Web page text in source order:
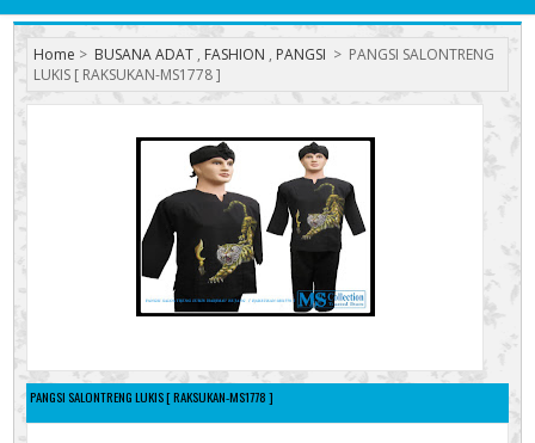
Home > BUSANA ADAT , FASHION , PANGSI > PANGSI SALONTRENG
LUKIS [ RAKSUKAN-MS1778 ]
PANGSI SALONTRENG LUKIS [ RAKSUKAN-MS1778 ]